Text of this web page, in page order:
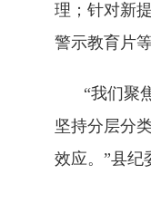
理；针对新
警示教育片
“我们聚
坚持分层分
效应。”县纪